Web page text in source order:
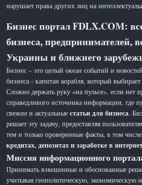
нарушает права других лиц на
Бизнес портал FDLX.COM:
бизнеса, предпринимателей,
Украины и ближнего
Бизнес – это целый океан событий и
бизнеса - капитан корабля, который
Сложно держать руку «на пульсе», если нет
справедливого источника информации, где
свежие и актуальныестатьи для бизнеса.
решает эту задачу, предоставляя
тем и только проверенные факты, в том
кредитах, депозитах и заработке в
Миссия информационного
Принимать взвешенные и обоснованные
учитывая геополитическую, экономическую